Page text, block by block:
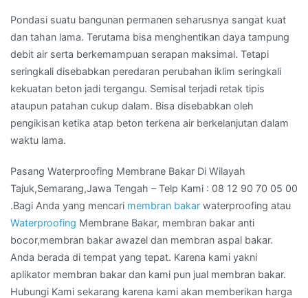
Pondasi suatu bangunan permanen seharusnya sangat kuat
dan tahan lama. Terutama bisa menghentikan daya tampung
debit air serta berkemampuan serapan maksimal. Tetapi
seringkali disebabkan peredaran perubahan iklim seringkali
kekuatan beton jadi tergangu. Semisal terjadi retak tipis
ataupun patahan cukup dalam. Bisa disebabkan oleh
pengikisan ketika atap beton terkena air berkelanjutan dalam
waktu lama.
Pasang Waterproofing Membrane Bakar Di Wilayah
Tajuk,Semarang,Jawa Tengah – Telp Kami : 08 12 90 70 05 00
.Bagi Anda yang mencari membran bakar waterproofing atau
Waterproofing Membrane Bakar, membran bakar anti
bocor,membran bakar awazel dan membran aspal bakar.
Anda berada di tempat yang tepat. Karena kami yakni
aplikator membran bakar dan kami pun jual membran bakar.
Hubungi Kami sekarang karena kami akan memberikan harga